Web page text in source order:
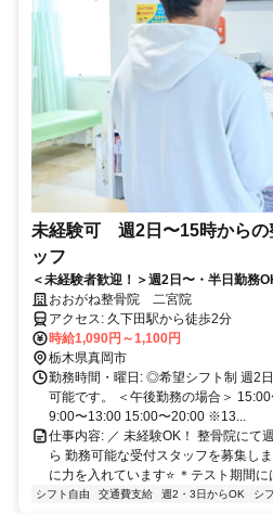
未経験可 週2日〜15時からの
ッフ
＜未経験者歓迎！＞週2日〜・半日勤務
活躍中｜扶養内勤務・副業・WワークOK
おおがね整骨院 二宮院
アクセス: 久下田駅から徒歩2分
時給1,090円～1,100円
栃木県真岡市
勤務時間・曜日: ◎希望シフト制 週2
可能です。 ＜午後勤務の場合＞
9:00〜13:00 15:00〜20:00 ※13...
仕事内容: ／ 未経験OK！ 整骨院にて
ら 勤務可能な受付スタッフを募集し
に力を入れています⭐️ ＊テスト期間
シフト自由 交通費支給 週2・3日からOK シ